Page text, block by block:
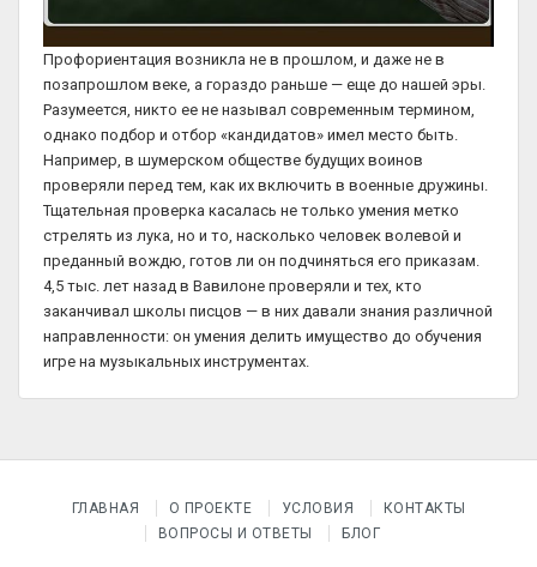
Профориентация возникла не в прошлом, и даже не в
позапрошлом веке, а гораздо раньше — еще до нашей эры.
Разумеется, никто ее не называл современным термином,
однако подбор и отбор «кандидатов» имел место быть.
Например, в шумерском обществе будущих воинов
проверяли перед тем, как их включить в военные дружины.
Тщательная проверка касалась не только умения метко
стрелять из лука, но и то, насколько человек волевой и
преданный вождю, готов ли он подчиняться его приказам.
4,5 тыс. лет назад в Вавилоне проверяли и тех, кто
заканчивал школы писцов — в них давали знания различной
направленности: он умения делить имущество до обучения
игре на музыкальных инструментах.
ГЛАВНАЯ О ПРОЕКТЕ УСЛОВИЯ
КОНТАКТЫ
ВОПРОСЫ И ОТВЕТЫ
БЛОГ